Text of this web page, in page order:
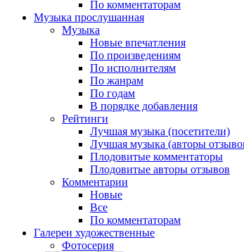
По комментаторам
Музыка прослушанная
Музыка
Новые впечатления
По произведениям
По исполнителям
По жанрам
По годам
В порядке добавления
Рейтинги
Лучшая музыка (посетители)
Лучшая музыка (авторы
Плодовитые комментаторы
Плодовитые авторы отзывов
Комментарии
Новые
Все
По комментаторам
Галереи художественные
Фотосерия